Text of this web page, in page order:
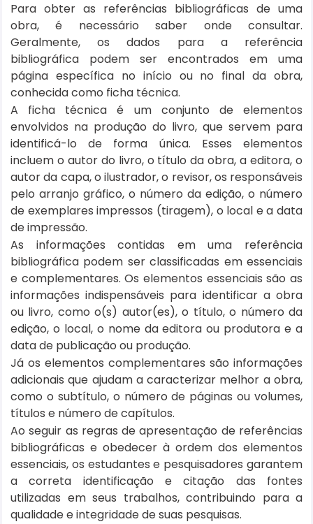
Para obter as referências bibliográficas de uma
obra, é necessário saber onde consultar.
Geralmente, os dados para a referência
bibliográfica podem ser encontrados em uma
página específica no início ou no final da obra,
conhecida como ficha técnica.
A ficha técnica é um conjunto de elementos
envolvidos na produção do livro, que servem para
identificá-lo de forma única. Esses elementos
incluem o autor do livro, o título da obra, a editora, o
autor da capa, o ilustrador, o revisor, os responsáveis
pelo arranjo gráfico, o número da edição, o número
de exemplares impressos (tiragem), o local e a data
de impressão.
As informações contidas em uma referência
bibliográfica podem ser classificadas em essenciais
e complementares. Os elementos essenciais são as
informações indispensáveis para identificar a obra
ou livro, como o(s) autor(es), o título, o número da
edição, o local, o nome da editora ou produtora e a
data de publicação ou produção.
Já os elementos complementares são informações
adicionais que ajudam a caracterizar melhor a obra,
como o subtítulo, o número de páginas ou volumes,
títulos e número de capítulos.
Ao seguir as regras de apresentação de referências
bibliográficas e obedecer à ordem dos elementos
essenciais, os estudantes e pesquisadores garantem
a correta identificação e citação das fontes
utilizadas em seus trabalhos, contribuindo para a
qualidade e integridade de suas pesquisas.